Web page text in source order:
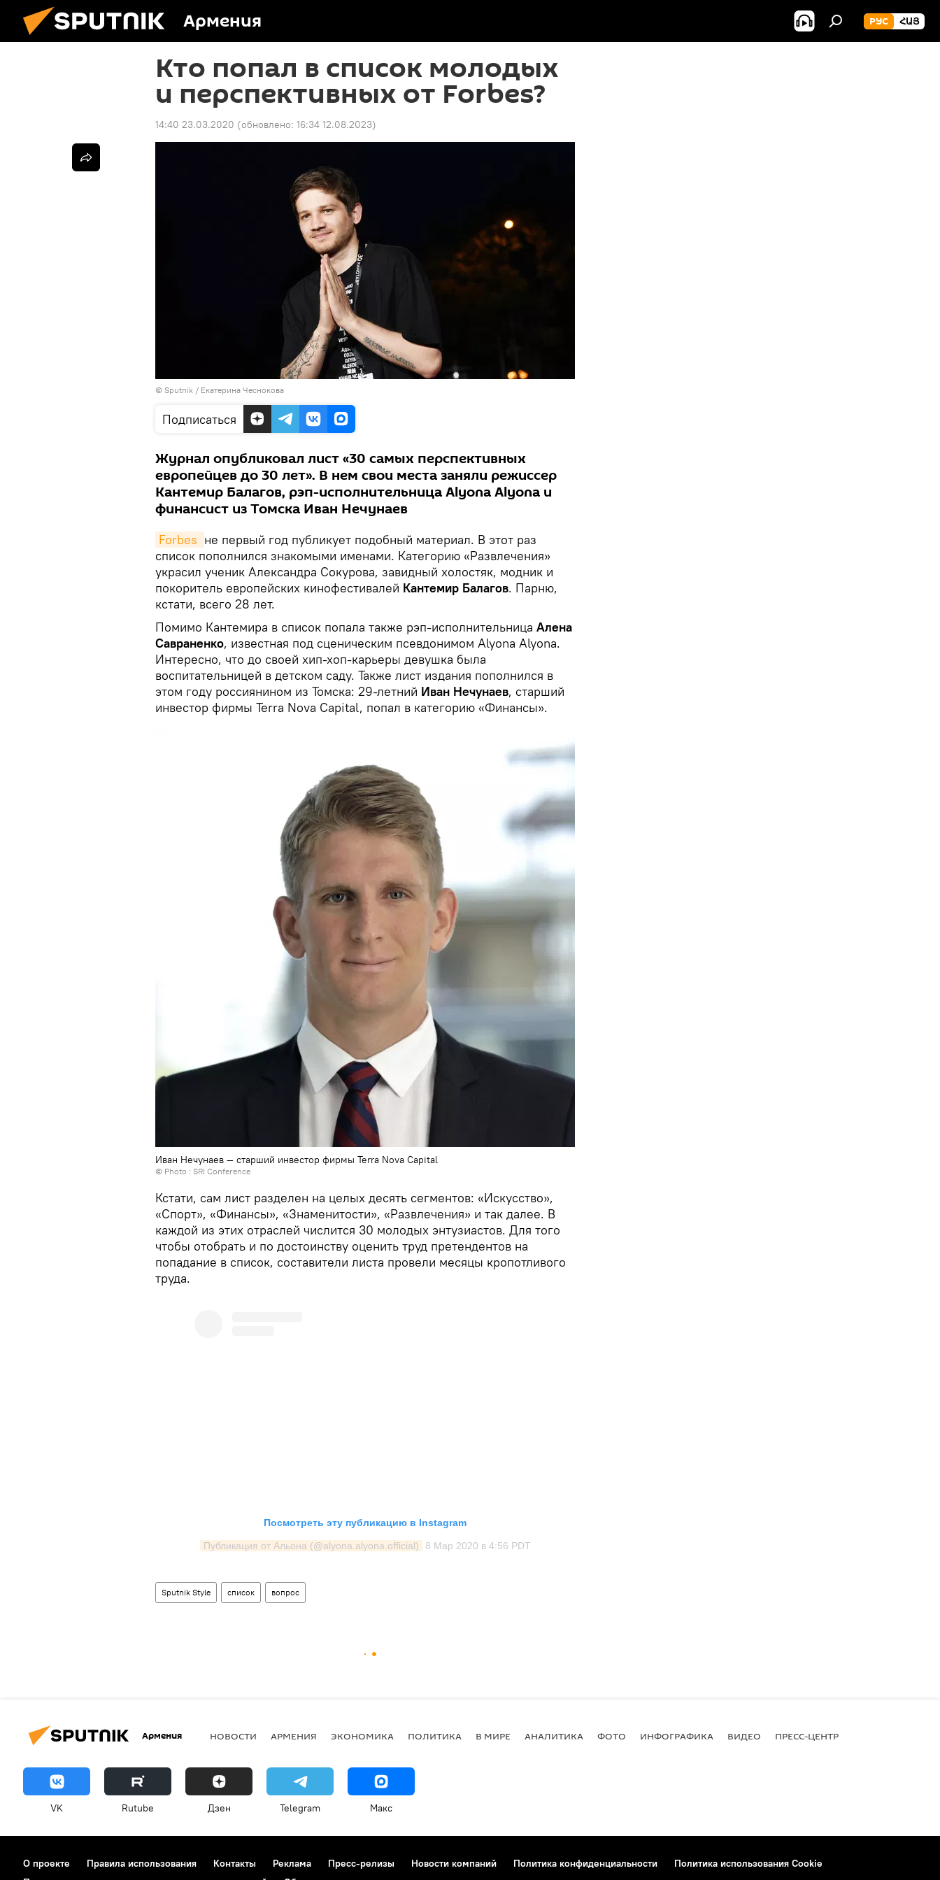
Армения РУС ՀԱՅ
Кто попал в список молодых
и перспективных от Forbes?
14:40 23.03.2020 (обновлено: 16:34 12.08.2023)
© Sputnik / Екатерина Чеснокова
Подписаться
Журнал опубликовал лист «30 самых перспективных
европейцев до 30 лет». В нем свои места заняли режиссер
Кантемир Балагов, рэп-исполнительница Alyona Alyona и
финансист из Томска Иван Нечунаев
Forbes не первый год публикует подобный материал. В этот раз
список пополнился знакомыми именами. Категорию «Развлечения»
украсил ученик Александра Сокурова, завидный холостяк, модник и
покоритель европейских кинофестивалей Кантемир Балагов. Парню,
кстати, всего 28 лет.
Помимо Кантемира в список попала также рэп-исполнительница Алена
Савраненко, известная под сценическим псевдонимом Alyona Alyona.
Интересно, что до своей хип-хоп-карьеры девушка была
воспитательницей в детском саду. Также лист издания пополнился в
этом году россиянином из Томска: 29-летний Иван Нечунаев, старший
инвестор фирмы Terra Nova Capital, попал в категорию «Финансы».
Иван Нечунаев — старший инвестор фирмы Terra Nova Capital
© Photo : SRI Conference
Кстати, сам лист разделен на целых десять сегментов: «Искусство»,
«Спорт», «Финансы», «Знаменитости», «Развлечения» и так далее. В
каждой из этих отраслей числится 30 молодых энтузиастов. Для того
чтобы отобрать и по достоинству оценить труд претендентов на
попадание в список, составители листа провели месяцы кропотливого
труда.
Посмотреть эту публикацию в Instagram
Публикация от Альона (@alyona.alyona.official) 8 Мар 2020 в 4:56 PDT
Sputnik Style список вопрос
Армения НОВОСТИ АРМЕНИЯ ЭКОНОМИКА ПОЛИТИКА В МИРЕ АНАЛИТИКА ФОТО ИНФОГРАФИКА ВИДЕО ПРЕСС-ЦЕНТР
VK Rutube Дзен Telegram Макс
О проекте Правила использования Контакты Реклама Пресс-релизы Новости компаний Политика конфиденциальности
Политика использования Cookie